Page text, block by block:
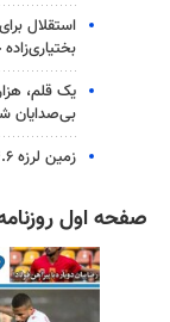
استقلال
یک قلم،
بی‌صدایان
زمین لرزه ۴.۶ ریشتری گلباف کرمان را لرزاند
صفحه اول